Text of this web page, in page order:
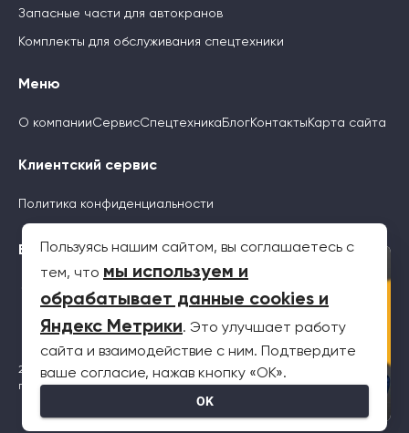
Запасные части для автокранов
Комплекты для обслуживания спецтехники
Меню
О компанииСервисСпецтехника БлогКонтакты Карта сайта
Клиентский сервис
Политика конфиденциальности
Будьте с нами
2026 © Все права защищены. Информация на сайте не является
публичной офертой
Пользуясь нашим сайтом, вы соглашаетесь с
тем, что мы используем и
обрабатывает данные cookies и
Яндекс Метрики. Это улучшает работу
сайта и взаимодействие с ним. Подтвердите
ваше согласие, нажав кнопку «OK».
OK